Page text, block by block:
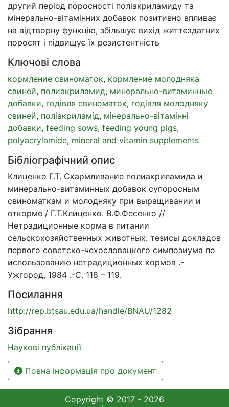
другий період поросності поліакриламиду та
мінерально-вітамінних добавок позитивно впливає
на відтворну функцію, збільшує вихід життєздатних
поросят і підвищує їх резистентність
Ключові слова
кормление свиноматок, кормление молодняка
свиней, полиакриламид, минерально-витаминные
добавки, годівля свиноматок, годівля молодняку
свиней, поліакриламід, мінерально-вітамінні
добавки, feeding sows, feeding young pigs,
polyacrylamide, mineral and vitamin supplements
Бібліографічний опис
Клиценко Г.Т. Скармливание полиакриламида и
минерально-витаминных добавок супоросным
свиноматкам и молодняку при выращивании и
откорме / Г.Т.Клиценко. В.Ф.Фесенко //
Нетрадиционные корма в питании
сельскохозяйственных животных: тезисы докладов
первого советско-чехословацкого симпозиума по
использованию нетрадиционных кормов .-
Ужгород, 1984 .-С. 118 – 119.
Посилання
http://rep.btsau.edu.ua/handle/BNAU/1282
Зібрання
Наукові публікації
Повна інформація про документ
Copyright © 2017 - 2026